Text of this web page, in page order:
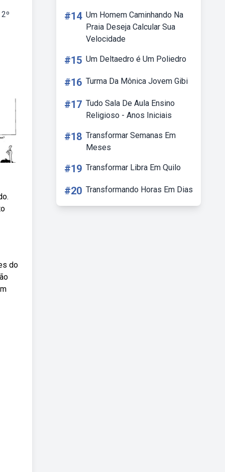
do
#14 Um Homem Caminhando Na
Praia Deseja Calcular Sua
Velocidade
#15 Um Deltaedro é Um Poliedro
#16 Turma Da Mônica Jovem Gibi
#17 Tudo Sala De Aula Ensino
Religioso - Anos Iniciais
#18 Transformar Semanas Em
Meses
#19 Transformar Libra Em Quilo
#20 Transformando Horas Em Dias